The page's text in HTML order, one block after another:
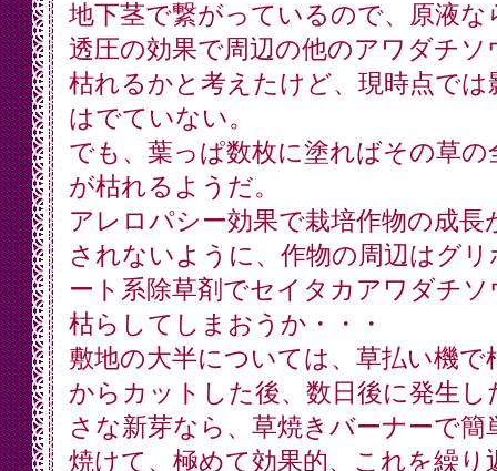
地下茎で繋がっているので、原液な
透圧の効果で周辺の他のアワダチソ
枯れるかと考えたけど、現時点では
はでていない。
でも、葉っぱ数枚に塗ればその草の
が枯れるようだ。
アレロパシー効果で栽培作物の成長
されないように、作物の周辺はグリ
ート系除草剤でセイタカアワダチソ
枯らしてしまおうか・・・
敷地の大半については、草払い機で
からカットした後、数日後に発生し
さな新芽なら、草焼きバーナーで簡
焼けて、極めて効果的、これを繰り